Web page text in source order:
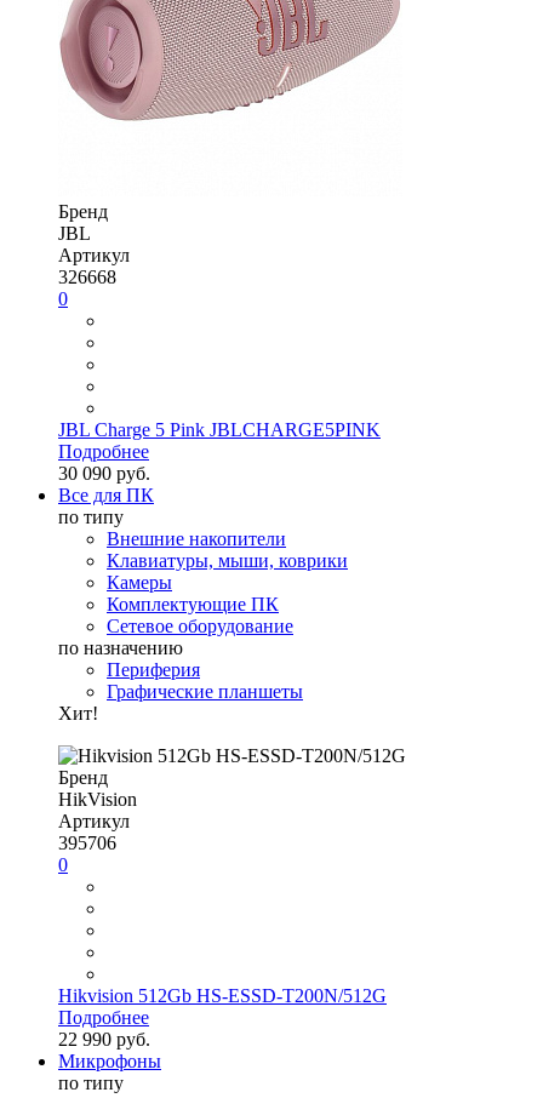
Бренд
JBL
Артикул
326668
0
JBL Charge 5 Pink JBLCHARGE5PINK
Подробнее
30 090 руб.
Все для ПК
по типу
Внешние накопители
Клавиатуры, мыши, коврики
Камеры
Комплектующие ПК
Сетевое оборудование
по назначению
Периферия
Графические планшеты
Хит!
Бренд
HikVision
Артикул
395706
0
Hikvision 512Gb HS-ESSD-T200N/512G
Подробнее
22 990 руб.
Микрофоны
по типу